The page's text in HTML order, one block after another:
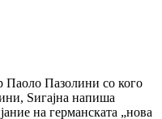
Паоло Пазолини со кого
Ѕигајна напиша
на германската „нова